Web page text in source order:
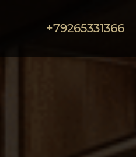
+79265331366